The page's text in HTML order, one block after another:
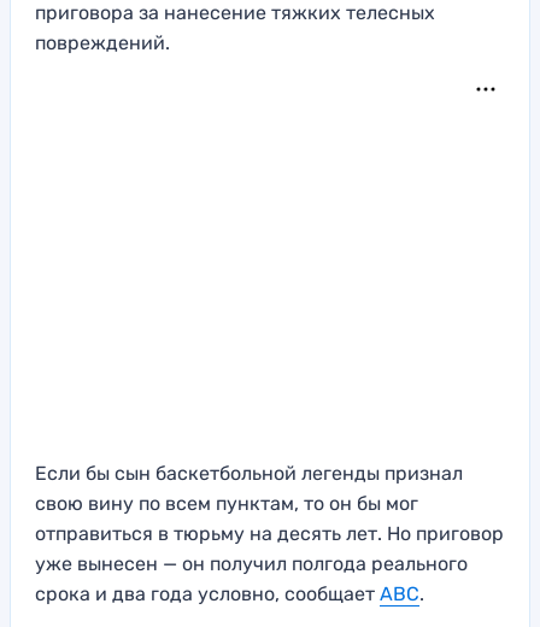
приговора за нанесение тяжких телесных
повреждений.
Если бы сын баскетбольной легенды признал
свою вину по всем пунктам, то он бы мог
отправиться в тюрьму на десять лет. Но приговор
уже вынесен — он получил полгода реального
срока и два года условно, сообщает ABC.